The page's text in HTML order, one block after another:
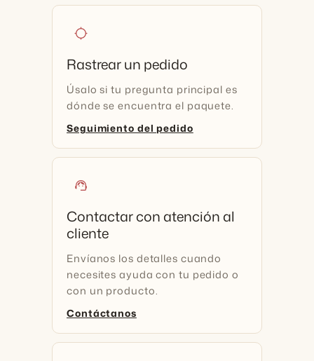
location_searching
Rastrear un pedido
Úsalo si tu pregunta principal es
dónde se encuentra el paquete.
Seguimiento del pedido
support_agent
Contactar con atención al
cliente
Envíanos los detalles cuando
necesites ayuda con tu pedido o
con un producto.
Contáctanos